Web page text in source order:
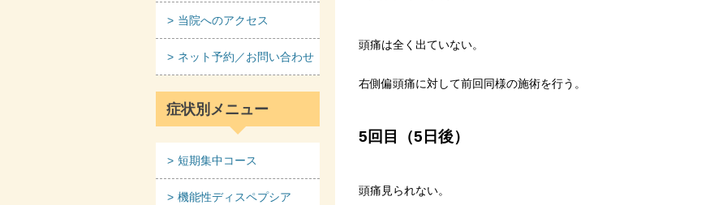
頭痛は全く出ていない。
右側偏頭痛に対して前回同様の施術を行う。
5回目（5日後）
頭痛見られない。
当院へのアクセス
ネット予約／お問い合わせ
症状別メニュー
短期集中コース
機能性ディスペプシア